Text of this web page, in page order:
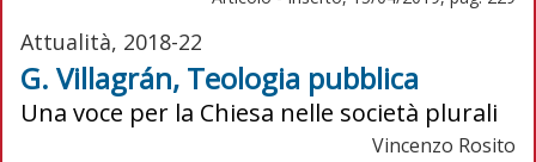
Attualità, 2018-22
G. Villagrán, Teologia pubblica
Una voce per la Chiesa nelle società plurali
Vincenzo Rosito